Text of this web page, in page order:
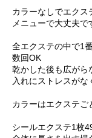
カラーなしでエクス
メニューで大丈夫で
全エクステの中で1
数回OK
乾かした後も広がら
入れにストレスがな
カラーはエクステご
シールエクステ1枚